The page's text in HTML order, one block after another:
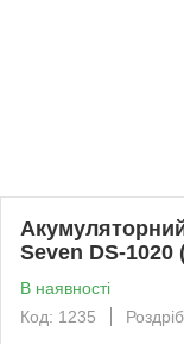
Seven DS-1020
В наявності
Код: 1235
Роздріб